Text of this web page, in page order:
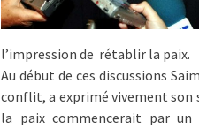
l’impression de rétablir la paix.
Au début de ces discussions
conflit, a exprimé vivement son
la paix commencerait par un